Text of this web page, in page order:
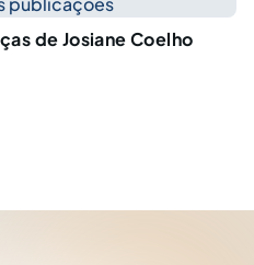
de Josiane Coelho